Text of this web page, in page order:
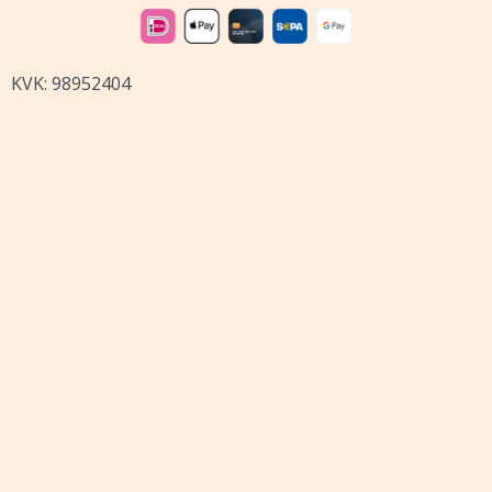
KVK: 98952404